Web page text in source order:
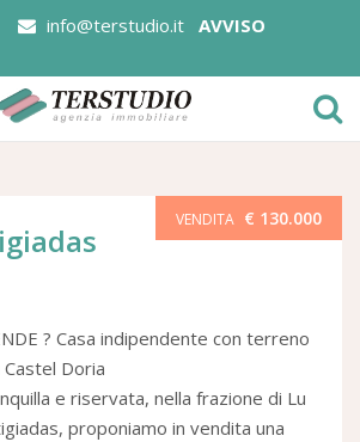
info@terstudio.it AVVISO
VENDITA € 130.000
? Casa indipendente con terreno
Doria
e riservata, nella frazione di Lu
proponiamo in vendita una